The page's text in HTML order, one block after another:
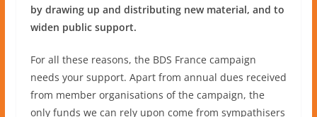
by drawing up and distributing new material, and to
widen public support.
For all these reasons, the BDS France campaign
needs your support. Apart from annual dues received
from member organisations of the campaign, the
only funds we can rely upon come from sympathisers